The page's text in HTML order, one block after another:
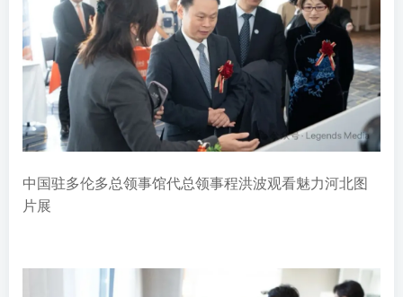
中国驻多伦多总领事馆代总领事程洪波观看魅力河北图
片展